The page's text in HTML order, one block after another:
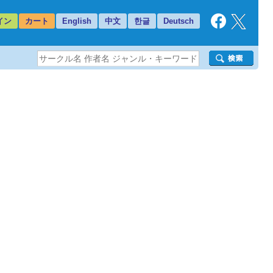
ン カート English 中文 한글 Deutsch